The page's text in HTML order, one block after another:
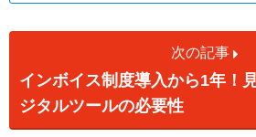
次の記事
インボイス制度導入から1年！
ジタルツールの必要性